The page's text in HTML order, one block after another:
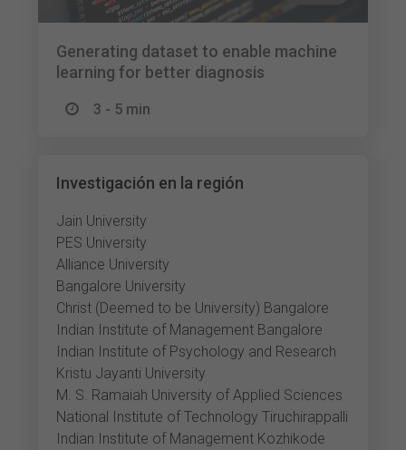
Generating dataset to enable machine
learning for better diagnosis
3 - 5 min
Investigación en la región
Jain University
PES University
Alliance University
Bangalore University
Christ (Deemed to be University) Bangalore
Indian Institute of Management Bangalore
Indian Institute of Psychology and Research
Kristu Jayanti University
M. S. Ramaiah University of Applied Sciences
National Institute of Technology Tiruchirappalli
Indian Institute of Management Kozhikode